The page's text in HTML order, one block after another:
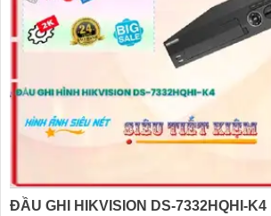
ĐẦU GHI HIKVISION DS-7332HQHI-K4